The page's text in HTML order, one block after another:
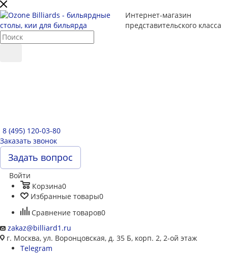
Интернет-магазин
представительского класса
8 (495) 120-03-80
Заказать звонок
Задать вопрос
Войти
Корзина0
Избранные товары0
Сравнение товаров0
zakaz@billiard1.ru
г. Москва, ул. Воронцовская, д. 35 Б, корп. 2, 2-ой этаж
Telegram